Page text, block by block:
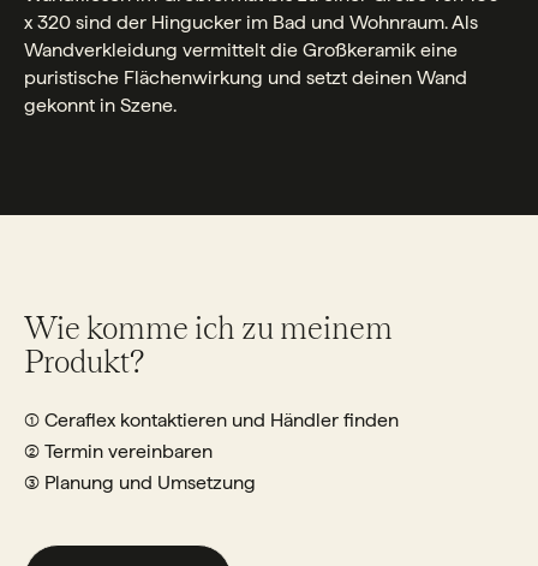
x 320 sind der Hingucker im Bad und Wohnraum. Als
Wandverkleidung vermittelt die Großkeramik eine
puristische Flächenwirkung und setzt deinen Wand
gekonnt in Szene.
Wie komme ich zu meinem
Produkt?
① Ceraflex kontaktieren und Händler finden
② Termin vereinbaren
③ Planung und Umsetzung